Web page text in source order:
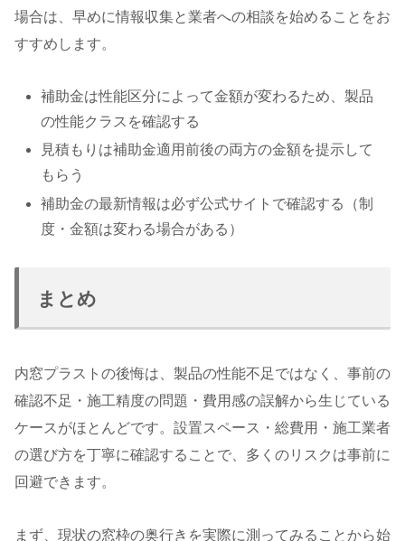
場合は、早めに情報収集と業者への相談を始めることをお
すすめします。
補助金は性能区分によって金額が変わるため、製品
の性能クラスを確認する
見積もりは補助金適用前後の両方の金額を提示して
もらう
補助金の最新情報は必ず公式サイトで確認する（制
度・金額は変わる場合がある）
まとめ
内窓プラストの後悔は、製品の性能不足ではなく、事前の
確認不足・施工精度の問題・費用感の誤解から生じている
ケースがほとんどです。設置スペース・総費用・施工業者
の選び方を丁寧に確認することで、多くのリスクは事前に
回避できます。
まず、現状の窓枠の奥行きを実際に測ってみることから始